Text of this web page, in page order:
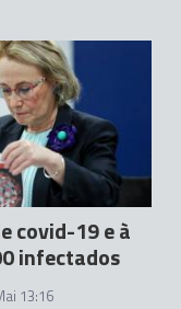
covid-19 e à
infectados
13:16